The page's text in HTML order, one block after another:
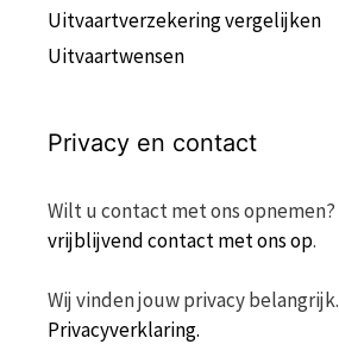
Uitvaartverzekering vergelijken
Uitvaartwensen
Privacy en contact
Wilt u contact met ons opnemen?
vrijblijvend contact met ons op.
Wij vinden jouw privacy belangrijk.
Privacyverklaring.